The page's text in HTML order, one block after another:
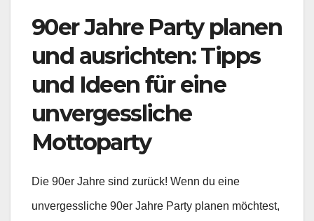
90er Jahre Party planen
und ausrichten: Tipps
und Ideen für eine
unvergessliche
Mottoparty
Die 90er Jahre sind zurück! Wenn du eine
unvergessliche 90er Jahre Party planen möchtest,